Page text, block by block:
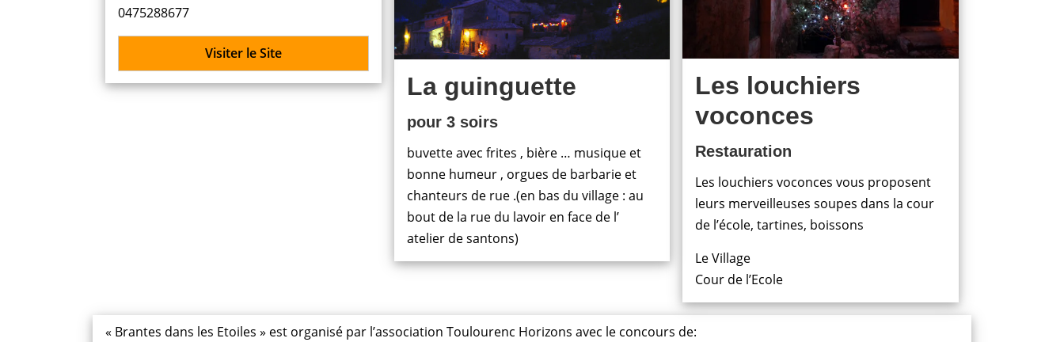
0475288677
Visiter le Site
La guinguette
pour 3 soirs
buvette avec frites , bière … musique et
bonne humeur , orgues de barbarie et
chanteurs de rue .(en bas du village : au
bout de la rue du lavoir en face de l’
atelier de santons)
Les louchiers
voconces
Restauration
Les louchiers voconces vous proposent
leurs merveilleuses soupes dans la cour
de l’école, tartines, boissons
Le Village
Cour de l’Ecole
« Brantes dans les Etoiles » est organisé par l’association Toulourenc Horizons avec le concours de: